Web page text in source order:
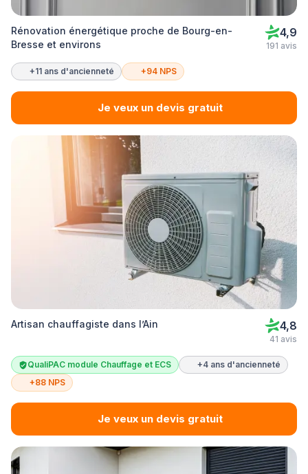
Rénovation énergétique proche de Bourg-en-
Bresse et environs
4,9
191 avis
+11 ans d'ancienneté +94 NPS
Je veux un devis gratuit
Artisan chauffagiste dans l’Ain 4,8
41 avis
QualiPAC module Chauffage et ECS
+4 ans d'ancienneté
+88 NPS
Je veux un devis gratuit